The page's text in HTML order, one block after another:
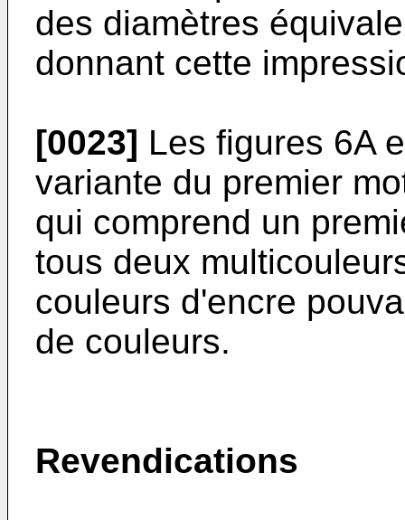
des diamètres
donnant cette
[0023] Les figures 6A
variante du premier
qui comprend un
tous deux
couleurs d'encre
de couleurs.
Revendications